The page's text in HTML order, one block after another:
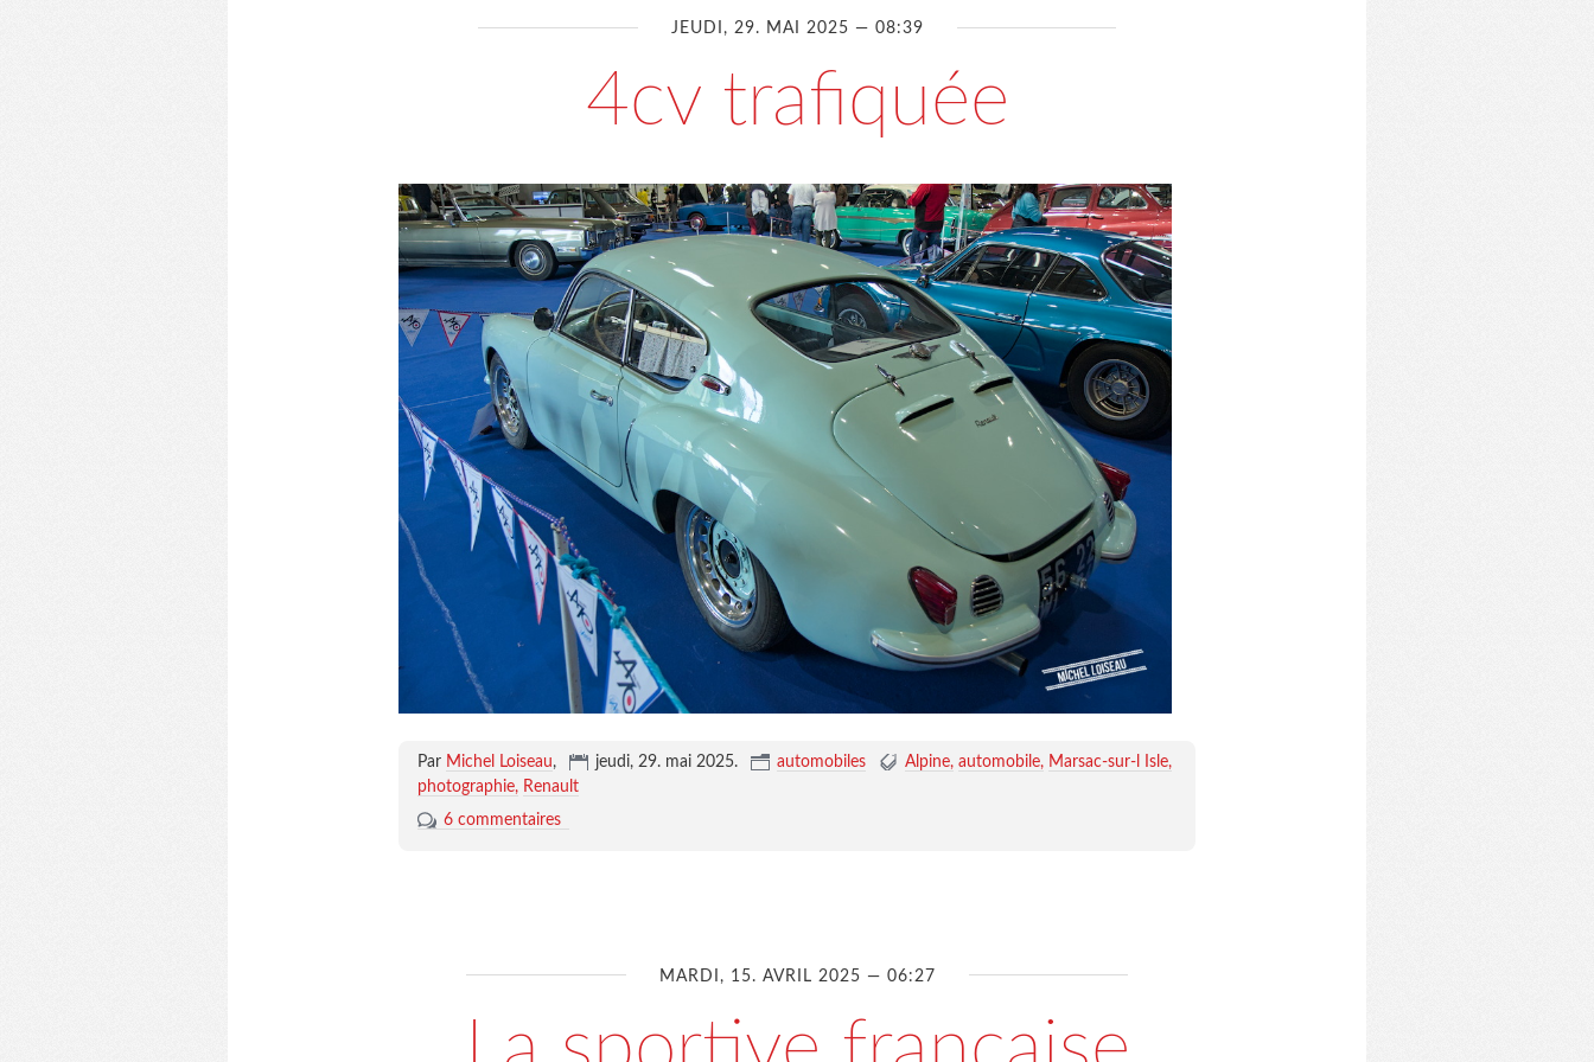
JEUDI, 29. MAI 2025 — 08:39
4cv trafiquée
Par Michel Loiseau, jeudi, 29. mai 2025. automobiles Alpine automobile
Marsac-sur-l Isle
photographie
Renault
6 commentaires
MARDI, 15. AVRIL 2025 — 06:27